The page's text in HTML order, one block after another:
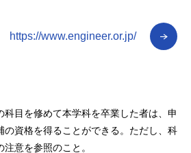
https://www.engineer.or.jp/
科目を修めて本学科を卒業した者は、申
の資格を得ることができる。ただし、科
意を参照のこと。